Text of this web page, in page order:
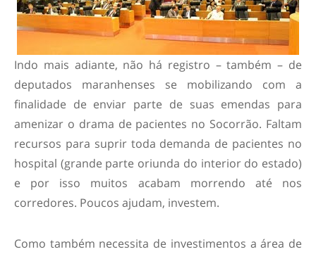
Indo mais adiante, não há registro – também – de
deputados maranhenses se mobilizando com a
finalidade de enviar parte de suas emendas para
amenizar o drama de pacientes no Socorrão. Faltam
recursos para suprir toda demanda de pacientes no
hospital (grande parte oriunda do interior do estado)
e por isso muitos acabam morrendo até nos
corredores. Poucos ajudam, investem.
Como também necessita de investimentos a área de